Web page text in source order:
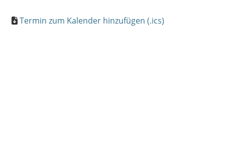
Termin zum Kalender hinzufügen (.ics)